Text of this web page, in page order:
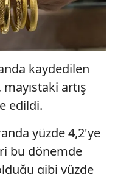
kaydedilen
artış
edildi.
yüzde 4,2'ye
bu dönemde
gibi yüzde